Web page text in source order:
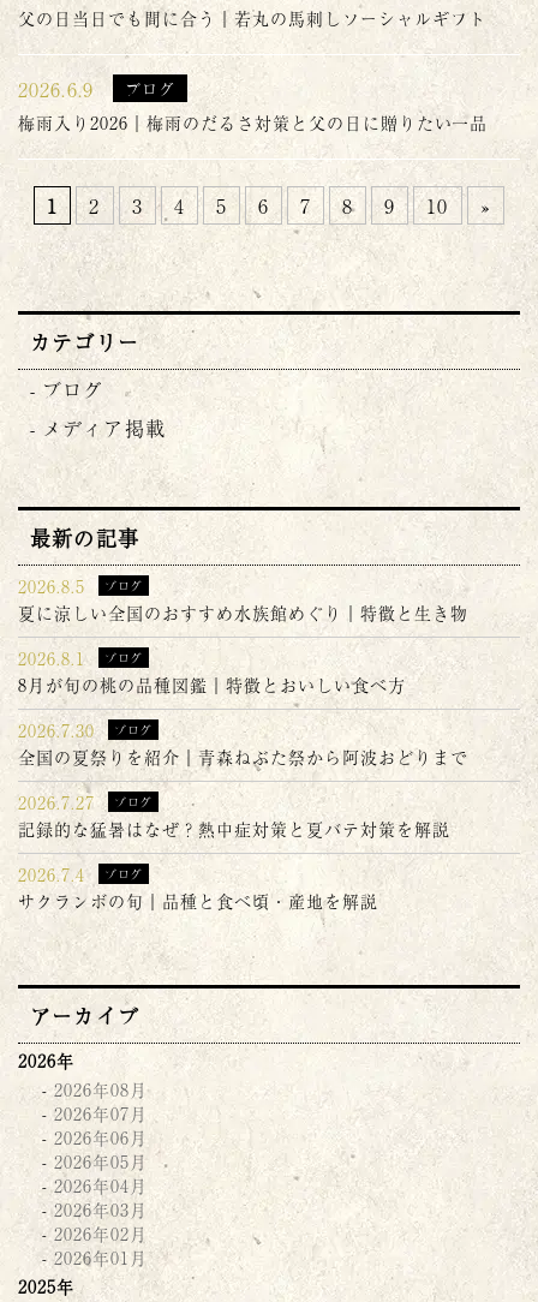
父の日当日でも間に合う｜若丸の馬刺しソーシャルギフト
2026.6.9 ブログ
梅雨入り2026｜梅雨のだるさ対策と父の日に贈りたい一品
1 2 3 4 5 6 7 8 9 10 »
カテゴリー
ブログ
メディア掲載
最新の記事
2026.8.5 ブログ
夏に涼しい全国のおすすめ水族館めぐり｜特徴と生き物
2026.8.1
ブログ
8月が旬の桃の品種図鑑｜特徴とおいしい食べ方
2026.7.30
ブログ
全国の夏祭りを紹介｜青森ねぶた祭から阿波おどりまで
2026.7.27
ブログ
記録的な猛暑はなぜ？熱中症対策と夏バテ対策を解説
2026.7.4
ブログ
サクランボの旬｜品種と食べ頃・産地を解説
アーカイブ
2026年
2026年08月
2026年07月
2026年06月
2026年05月
2026年04月
2026年03月
2026年02月
2026年01月
2025年